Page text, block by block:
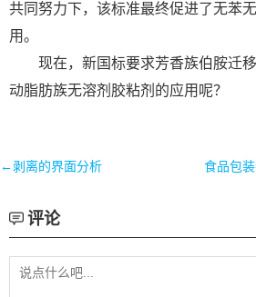
共同努力下，该标准最终促进了无苯
用。
现在，新国标要求芳香族伯胺迁
动脂肪族无溶剂胶粘剂的应用呢？
←剥离的界面分析
评论